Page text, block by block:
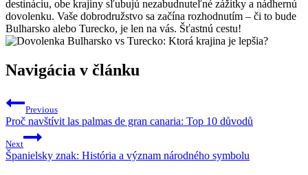
destináciu, obe krajiny sľubujú nezabudnuteľné zážitky a nádhernú
dovolenku. Vaše dobrodružstvo sa začína rozhodnutím – či to bude
Bulharsko alebo Turecko, je len na vás. Šťastnú cestu!
Navigácia v článku
Previous
Proč navštívit las palmas de gran canaria: Top 10 důvodů
Next
Španielsky znak: História a význam národného symbolu